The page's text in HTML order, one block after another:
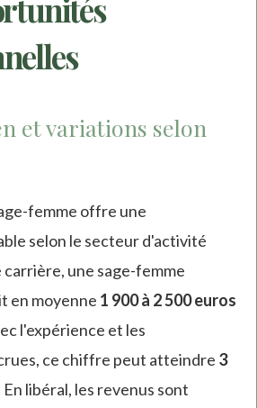
et variations selon
femme offre une
selon le secteur d'activité
carrière, une sage-femme
en moyenne 1 900 à 2 500 euros
l'expérience et les
ce chiffre peut atteindre 3
En libéral, les revenus sont